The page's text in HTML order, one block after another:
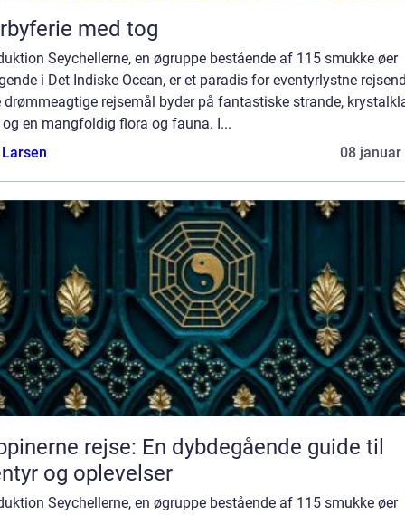
med tog
Seychellerne, en øgruppe bestående af 115 smukke øer
i Det Indiske Ocean, er et paradis for eventyrlystne
drømmeagtige rejsemål byder på fantastiske strande,
en mangfoldig flora og fauna. I...
08 januar
rejse: En dybdegående guide til
og oplevelser
Seychellerne, en øgruppe bestående af 115 smukke øer